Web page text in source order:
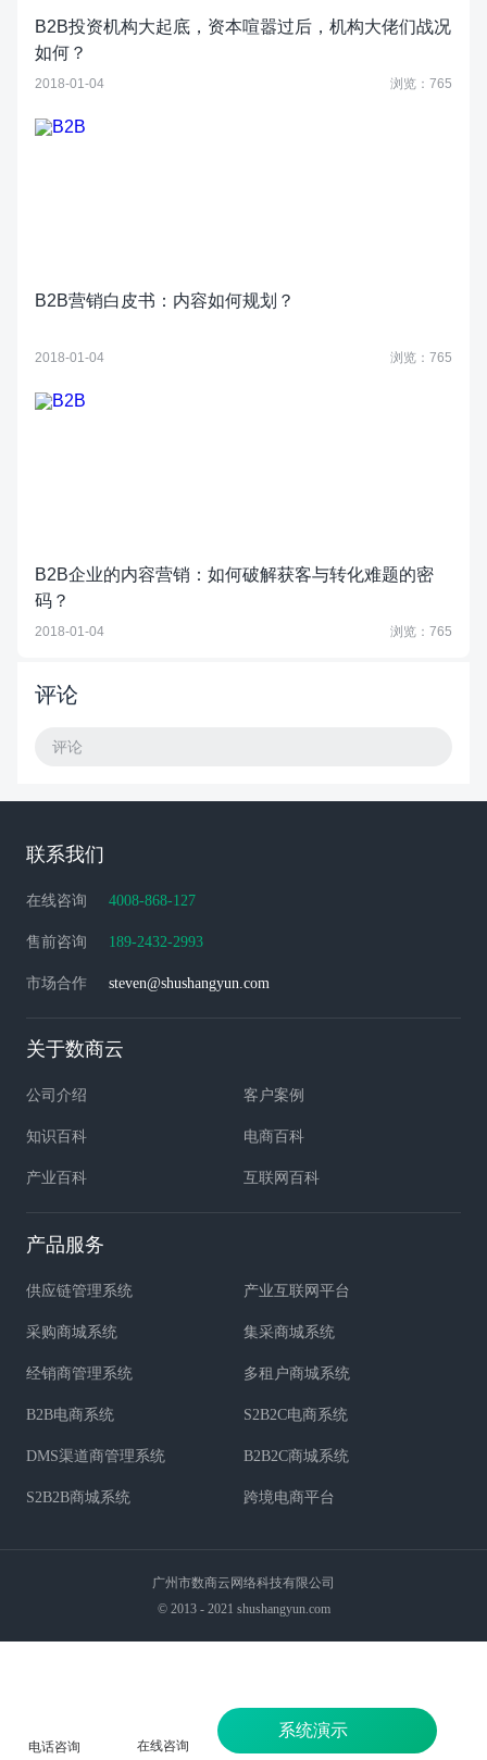
B2B投资机构大起底，资本喧嚣过后，机构大佬们战况
如何？
2018-01-04 浏览：765
B2B营销白皮书：内容如何规划？
2018-01-04 浏览：765
B2B企业的内容营销：如何破解获客与转化难题的密
码？
2018-01-04 浏览：765
评论
评论
联系我们
在线咨询 4008-868-127
售前咨询 189-2432-2993
市场合作 steven@shushangyun.com
关于数商云
公司介绍 客户案例
知识百科 电商百科
产业百科 互联网百科
产品服务
供应链管理系统 产业互联网平台
采购商城系统 集采商城系统
经销商管理系统 多租户商城系统
B2B电商系统 S2B2C电商系统
DMS渠道商管理系统 B2B2C商城系统
S2B2B商城系统 跨境电商平台
广州市数商云网络科技有限公司
© 2013 - 2021 shushangyun.com
电话咨询 在线咨询
系统演示